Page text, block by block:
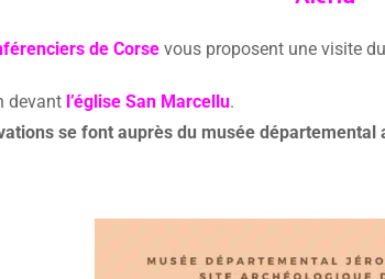
de Corse vous proposent une visite
devant l’église San Marcellu.
se font auprès du musée départemental